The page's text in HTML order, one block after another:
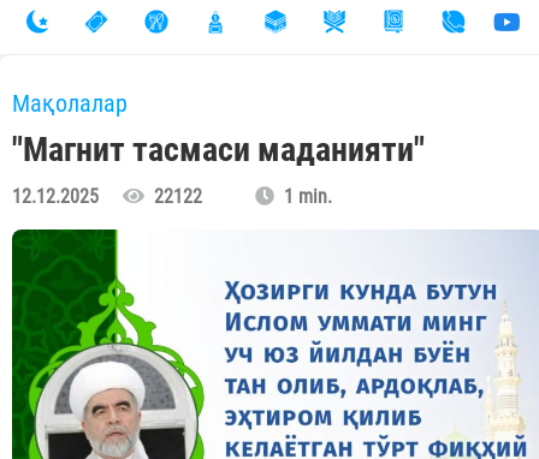
Мақолалар
"Магнит тасмаси маданияти"
12.12.2025 22122 1 min.